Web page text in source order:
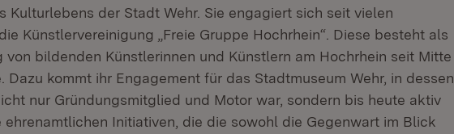
Kulturlebens der Stadt Wehr. Sie engagiert sich seit vielen
Künstlervereinigung „Freie Gruppe Hochrhein“. Diese besteht als
von bildenden Künstlerinnen und Künstlern am Hochrhein seit Mitte
Dazu kommt ihr Engagement für das Stadtmuseum Wehr, in dessen
nur Gründungsmitglied und Motor war, sondern bis heute aktiv
ehrenamtlichen Initiativen, die die sowohl die Gegenwart im Blick